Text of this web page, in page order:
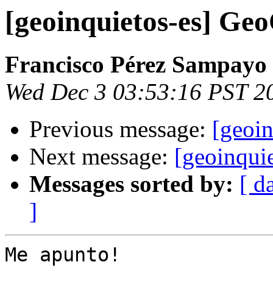
[geoinquietos-es]
Francisco Pérez Sampayo
Wed Dec 3 03:53:16 PST
Previous message:
Next message:
Messages sorted by: [
]
Me apunto!